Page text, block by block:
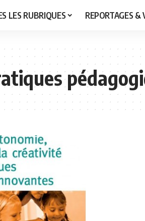
LES RUBRIQUES REPORTAGES &